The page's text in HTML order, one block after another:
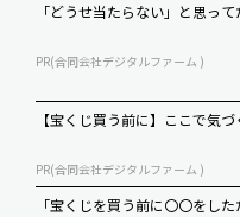
「どうせ当たらない」と思っ
PR(合同会社デジタルファーム )
【宝くじ買う前に】ここで気
PR(合同会社デジタルファーム )
「宝くじを買う前に〇〇をし